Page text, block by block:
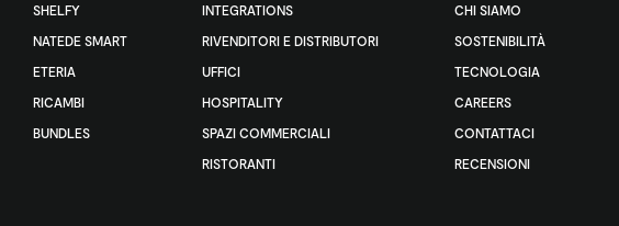
SHELFY
NATEDE SMART
ETERIA
RICAMBI
BUNDLES
INTEGRATIONS
RIVENDITORI E DISTRIBUTORI
UFFICI
HOSPITALITY
SPAZI COMMERCIALI
RISTORANTI
CHI SIAMO
SOSTENIBILITÀ
TECNOLOGIA
CAREERS
CONTATTACI
RECENSIONI